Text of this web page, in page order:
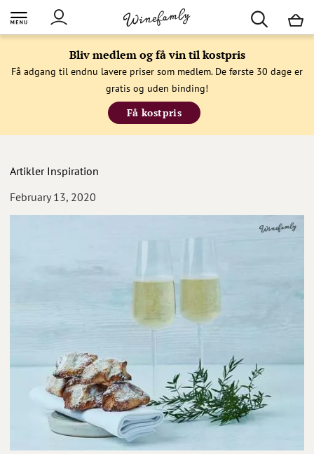
Bliv medlem og få vin til kostpris
Få adgang til endnu lavere priser som medlem. De første 30 dage er
gratis og uden binding!
Få kostpris
Artikler Inspiration
February 13, 2020